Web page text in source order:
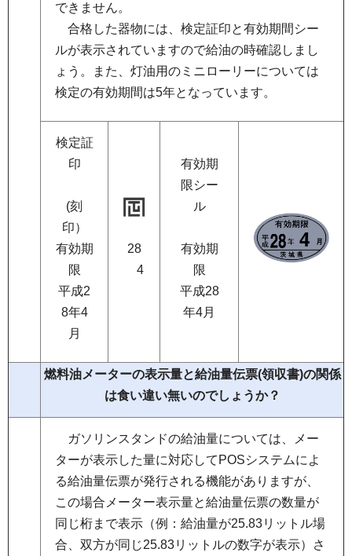
できません。
合格した器物には、検定証印と有効期間シー
ルが表示されていますので給油の時確認しまし
ょう。また、灯油用のミニローリーについては
検定の有効期間は5年となっています。
検定証
印
(刻
印）
有効期
限
平成2
8年4
月
28
4
有効期
限シー
ル
有効期
限
平成28
年4月
燃料油メーターの表示量と給油量伝票(領収書)の関係
は食い違い無いのでしょうか？
ガソリンスタンドの給油量については、メー
ターが表示した量に対応してPOSシステムによ
る給油量伝票が発行される機能がありますが、
この場合メーター表示量と給油量伝票の数量が
同じ桁まで表示（例：給油量が25.83リットル場
合、双方が同じ25.83リットルの数字が表示）さ